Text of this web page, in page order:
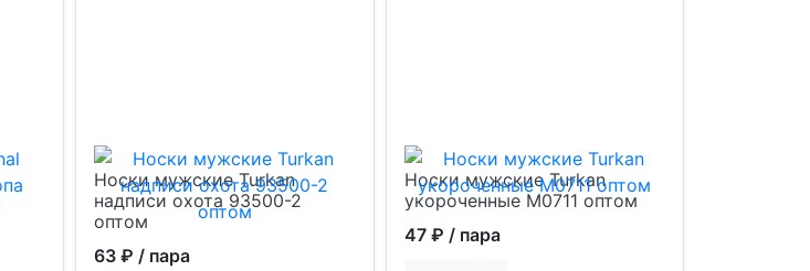
Носки мужские Turkan
надписи охота 93500-2
оптом
63 ₽ / пара
Носки мужские Turkan
укороченные М0711 оптом
47 ₽ / пара